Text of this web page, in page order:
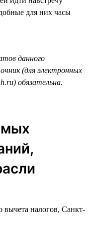
для них часы
данного
(для электронных
обязательна.
вычета налогов, Санкт-